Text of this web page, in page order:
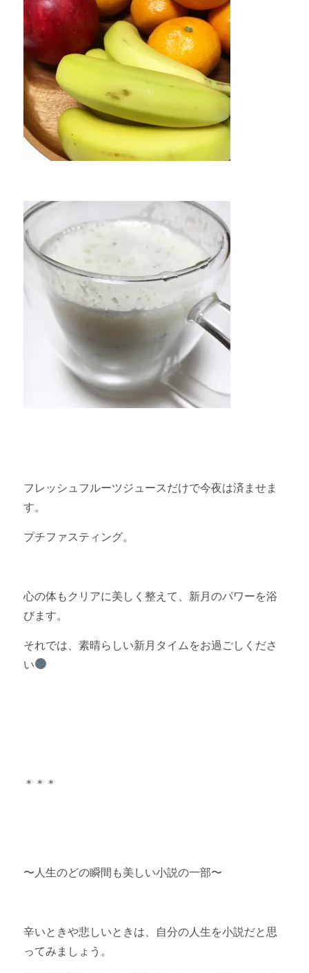
フレッシュフルーツジュースだけで今夜は済ませま
す。
プチファスティング。
心の体もクリアに美しく整えて、新月のパワーを浴
びます。
それでは、素晴らしい新月タイムをお過ごしくださ
い
＊＊＊
〜人生のどの瞬間も美しい小説の一部〜
辛いときや悲しいときは、自分の人生を小説だと思
ってみましょう。